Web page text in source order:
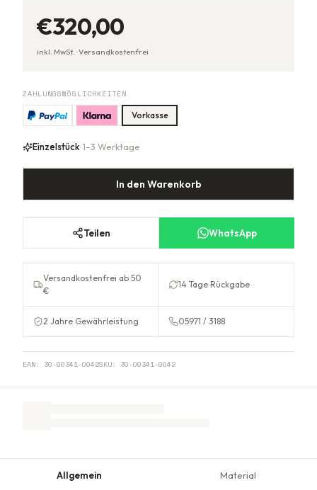
€320,00
inkl. MwSt. ·Versandkostenfrei
ZAHLUNGSMÖGLICHKEITEN
Vorkasse
Einzelstück· 1–3 Werktage
In den Warenkorb
Teilen WhatsApp
Versandkostenfrei ab 50
€
14 Tage Rückgabe
2 Jahre Gewährleistung 05971 / 3188
EAN: 30-00341-0042SKU: 30-00341-0042
Allgemein Material